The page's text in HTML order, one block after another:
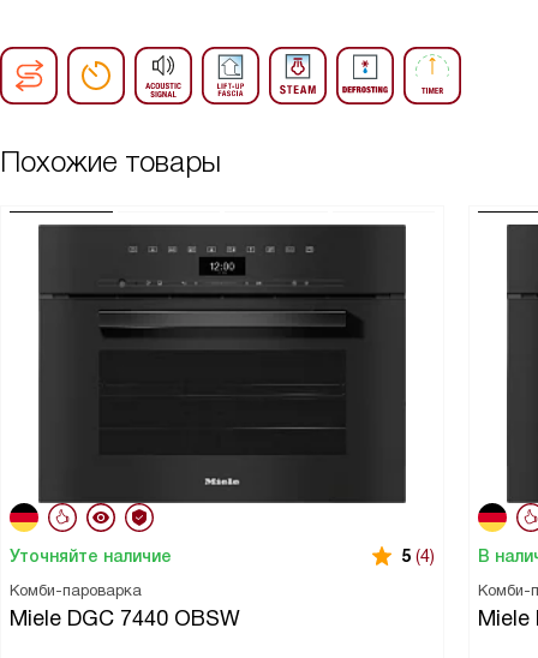
Похожие товары
Уточняйте наличие 5 (4)
Комби-пароварка
Miele DGC 7440 OBSW
В
Комби-
Miele